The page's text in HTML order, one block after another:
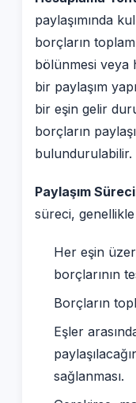
paylaşımında
borçların
bölünmesi veya
bir paylaşım
bir eşin gelir
borçların
bulundurulabilir.
Paylaşım
süreci, genellikle
Her eşin
borçlarının
Borçların
Eşler
sağlanması.